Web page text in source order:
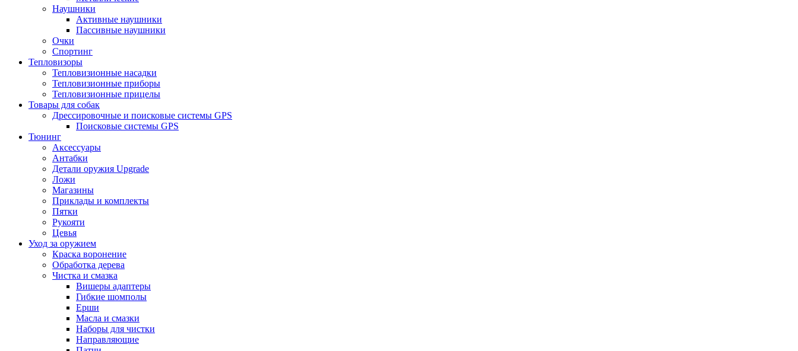
Наушники
Активные наушники
Пассивные наушники
Очки
Спортинг
Тепловизоры
Тепловизионные насадки
Тепловизионные приборы
Тепловизионные прицелы
Товары для собак
Дрессировочные и поисковые системы GPS
Поисковые системы GPS
Тюнинг
Аксессуары
Антабки
Детали оружия Upgrade
Ложи
Магазины
Приклады и комплекты
Пятки
Рукояти
Цевья
Уход за оружием
Краска воронение
Обработка дерева
Чистка и смазка
Вишеры адаптеры
Гибкие шомполы
Ерши
Масла и смазки
Наборы для чистки
Направляющие